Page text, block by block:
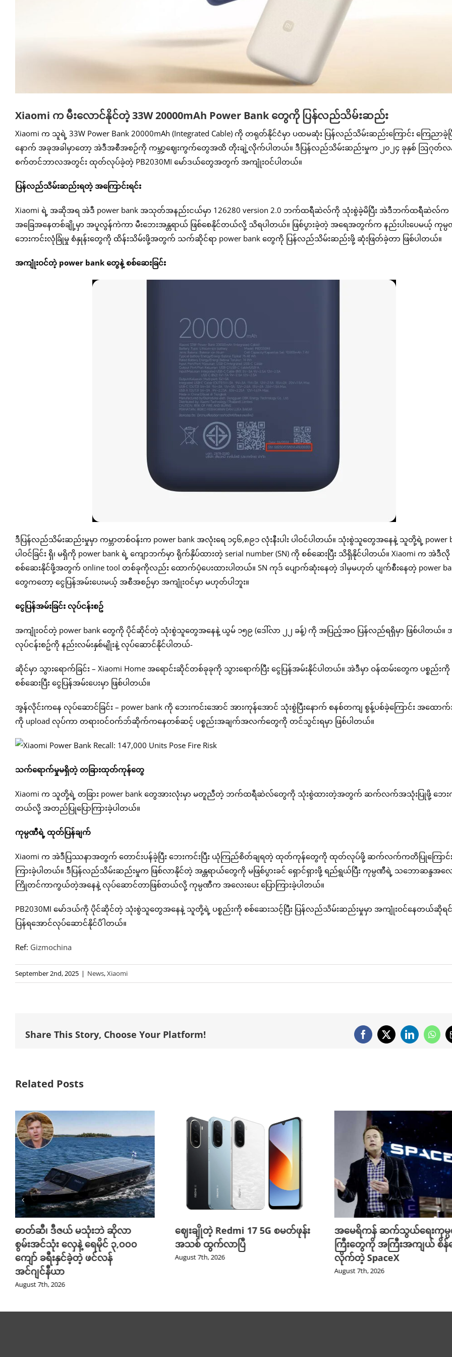
Xiaomi က မီးလောင်နိုင်တဲ့ 33W 20000mAh Power Bank တွေကို ပြန်လည်သိမ်းဆည်း
Xiaomi က သူရဲ့ 33W Power Bank 20000mAh (Integrated Cable) ကို တရုတ်နိုင်ငံမှာ ပထမဆုံး ပြန်လည်သိမ်းဆည်းကြောင်း ကြေညာခဲ့ပ
နောက် အခုအခါမှာတော့ အဲဒီအစီအစဉ်ကို ကမ္ဘာ့ဈေးကွက်တွေအထိ တိုးချဲ့လိုက်ပါတယ်။ ဒီပြန်လည်သိမ်းဆည်းမှုက ၂၀၂၄ ခုနှစ် ဩဂုတ်လ
စက်တင်ဘာလအတွင်း ထုတ်လုပ်ခဲ့တဲ့ PB2030MI မော်ဒယ်တွေအတွက် အကျုံးဝင်ပါတယ်။
ပြန်လည်သိမ်းဆည်းရတဲ့ အကြောင်းရင်း
Xiaomi ရဲ့ အဆိုအရ အဲဒီ power bank အသုတ်အနည်းငယ်မှာ 126280 version 2.0 ဘက်ထရီဆဲလ်ကို သုံးစွဲခဲ့မိပြီး အဲဒီဘက်ထရီဆဲလ်က
အခြေအနေတစ်ချို့မှာ အပူလွန်ကဲကာ မီးဘေးအန္တရာယ် ဖြစ်စေနိုင်တယ်လို့ သိရပါတယ်။ ဖြစ်ပွားခဲ့တဲ့ အရေအတွက်က နည်းပါးပေမယ့် ကုမ္
ဘေးကင်းလုံခြုံမှု စံနှုန်းတွေကို ထိန်းသိမ်းဖို့အတွက် သက်ဆိုင်ရာ power bank တွေကို ပြန်လည်သိမ်းဆည်းဖို့ ဆုံးဖြတ်ခဲ့တာ ဖြစ်ပါတယ်။
အကျုံးဝင်တဲ့ power bank တွေနဲ့ စစ်ဆေးခြင်း
ဒီပြန်လည်သိမ်းဆည်းမှုမှာ ကမ္ဘာတစ်ဝန်းက power bank အလုံးရေ ၁၄၆,၈၉၁ လုံးနီးပါး ပါဝင်ပါတယ်။ သုံးစွဲသူတွေအနေနဲ့ သူတို့ရဲ့ power
ပါဝင်ခြင်း ရှိ၊ မရှိကို power bank ရဲ့ ကျောဘက်မှာ ရိုက်နှိပ်ထားတဲ့ serial number (SN) ကို စစ်ဆေးပြီး သိရှိနိုင်ပါတယ်။ Xiaomi က အဲဒီလို
စစ်ဆေးနိုင်ဖို့အတွက် online tool တစ်ခုကိုလည်း ထောက်ပံ့ပေးထားပါတယ်။ SN ကုဒ် ပျောက်ဆုံးနေတဲ့ ဒါမှမဟုတ် ပျက်စီးနေတဲ့ power
တွေကတော့ ငွေပြန်အမ်းပေးမယ့် အစီအစဉ်မှာ အကျုံးဝင်မှာ မဟုတ်ပါဘူး။
ငွေပြန်အမ်းခြင်း လုပ်ငန်းစဥ်
အကျုံးဝင်တဲ့ power bank တွေကို ပိုင်ဆိုင်တဲ့ သုံးစွဲသူတွေအနေနဲ့ ယွမ် ၁၅၉ (ဒေါ်လာ ၂၂ ခန့်) ကို အပြည့်အဝ ပြန်လည်ရရှိမှာ ဖြစ်ပါတယ်။
လုပ်ငန်းစဥ်ကို နည်းလမ်းနှစ်မျိုးနဲ့ လုပ်ဆောင်နိုင်ပါတယ်-
ဆိုင်မှာ သွားရောက်ခြင်း – Xiaomi Home အရောင်းဆိုင်တစ်ခုခုကို သွားရောက်ပြီး ငွေပြန်အမ်းနိုင်ပါတယ်။ အဲဒီမှာ ဝန်ထမ်းတွေက ပစ္စည်းကို
စစ်ဆေးပြီး ငွေပြန်အမ်းပေးမှာ ဖြစ်ပါတယ်။
အွန်လိုင်းကနေ လုပ်ဆောင်ခြင်း – power bank ကို ဘေးကင်းအောင် အားကုန်အောင် သုံးစွဲပြီးနောက် စနစ်တကျ စွန့်ပစ်ခဲ့ကြောင်း အထော
ကို upload လုပ်ကာ တရားဝင်ဝက်ဘ်ဆိုက်ကနေတစ်ဆင့် ပစ္စည်းအချက်အလက်တွေကို တင်သွင်းရမှာ ဖြစ်ပါတယ်။
သက်ရောက်မှုမရှိတဲ့ တခြားထုတ်ကုန်တွေ
Xiaomi က သူတို့ရဲ့ တခြား power bank တွေအားလုံးမှာ မတူညီတဲ့ ဘက်ထရီဆဲလ်တွေကို သုံးစွဲထားတဲ့အတွက် ဆက်လက်အသုံးပြုဖို့ ဘေး
တယ်လို့ အတည်ပြုပြောကြားခဲ့ပါတယ်။
ကုမ္ပဏီရဲ့ ထုတ်ပြန်ချက်
Xiaomi က အဲဒီပြဿနာအတွက် တောင်းပန်ခဲ့ပြီး ဘေးကင်းပြီး ယုံကြည်စိတ်ချရတဲ့ ထုတ်ကုန်တွေကို ထုတ်လုပ်ဖို့ ဆက်လက်ကတိပြုကြောင်း
ကြားခဲ့ပါတယ်။ ဒီပြန်လည်သိမ်းဆည်းမှုက ဖြစ်လာနိုင်တဲ့ အန္တရာယ်တွေကို မဖြစ်ပွားခင် ရှောင်ရှားဖို့ ရည်ရွယ်ပြီး ကုမ္ပဏီရဲ့ သဘောဆန္ဒအလ
ကြိုတင်ကာကွယ်တဲ့အနေနဲ့ လုပ်ဆောင်တာဖြစ်တယ်လို့ ကုမ္ပဏီက အလေးပေး ပြောကြားခဲ့ပါတယ်။
PB2030MI မော်ဒယ်ကို ပိုင်ဆိုင်တဲ့ သုံးစွဲသူတွေအနေနဲ့ သူတို့ရဲ့ ပစ္စည်းကို စစ်ဆေးသင့်ပြီး ပြန်လည်သိမ်းဆည်းမှုမှာ အကျုံးဝင်နေတယ်ဆိုရင်
ပြန်ရအောင်လုပ်ဆောင်နိုင်ပိါတယ်။
Ref: Gizmochina
September 2nd, 2025 | News,Xiaomi
Share This Story, Choose Your Platform! Facebook
X LinkedIn
Related Posts
ဓာတ်ဆီ၊ ဒီဇယ် မသုံးဘဲ ဆိုလာ
စွမ်းအင်သုံး လှေနဲ့ ရေမိုင် ၃,၀၀၀
ကျော် ခရီးနှင်ခဲ့တဲ့ ဖင်လန်
အင်ဂျင်နီယာ
August 7th, 2026
ဈေးချိုတဲ့ Redmi 17 5G စမတ်ဖုန်း
အသစ် ထွက်လာပြီ
August 7th, 2026
အမေရိကန် ဆက်သွယ်ရေးကုမ္
ကြီးတွေကို အကြီးအကျယ် စိန်
လိုက်တဲ့ SpaceX
August 7th, 2026